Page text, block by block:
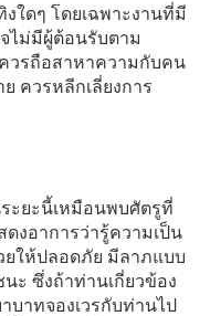
ใดๆ โดยเฉพาะงานที่มี
ไม่มีผู้ต้อนรับตาม
วรถือสาหาความกับคน
ควรหลีกเลี่ยงการ
ะยะนี้เหมือนพบศัตรูที่
งอาการว่ารู้ความเป็น
ยให้ปลอดภัย มีลาภแบบ
ะ ซึ่งถ้าท่านเกี่ยวข้อง
าทจองเวรกับท่านไป